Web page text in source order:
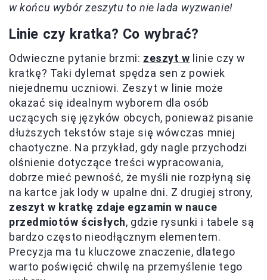
w końcu wybór zeszytu to nie lada wyzwanie!
Linie czy kratka? Co wybrać?
Odwieczne pytanie brzmi: zeszyt w linie czy w
kratkę? Taki dylemat spędza sen z powiek
niejednemu uczniowi. Zeszyt w linie może
okazać się idealnym wyborem dla osób
uczących się języków obcych, ponieważ pisanie
dłuższych tekstów staje się wówczas mniej
chaotyczne. Na przykład, gdy nagle przychodzi
olśnienie dotyczące treści wypracowania,
dobrze mieć pewność, że myśli nie rozpłyną się
na kartce jak lody w upalne dni. Z drugiej strony,
zeszyt w kratkę zdaje egzamin w nauce
przedmiotów ścisłych, gdzie rysunki i tabele są
bardzo często nieodłącznym elementem.
Precyzja ma tu kluczowe znaczenie, dlatego
warto poświęcić chwilę na przemyślenie tego